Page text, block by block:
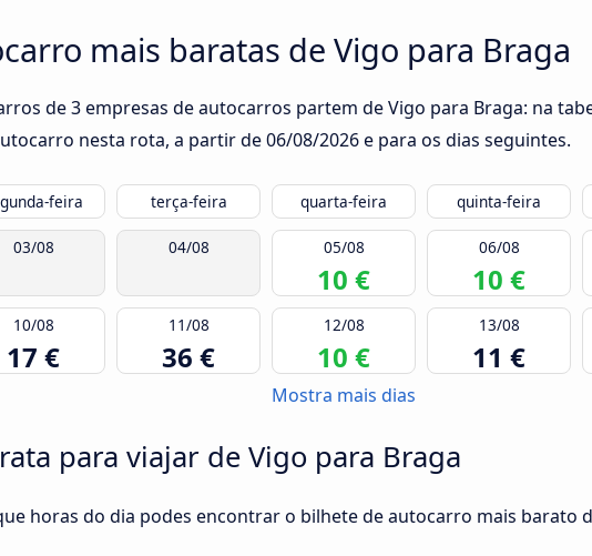
mais baratas de Vigo para Braga
de 3 empresas de autocarros partem de Vigo para Braga: na
nesta rota, a partir de06/08/2026e para os dias seguintes.
feira terça-feira quarta-feira quinta-feira
03/08 04/08 05/08
10 €
06/08
10 €
10/08
17 €
11/08
36 €
12/08
10 €
13/08
11 €
Mostra mais dias
para viajar de Vigo para Braga
horas do dia podes encontrar o bilhete de autocarro mais barato